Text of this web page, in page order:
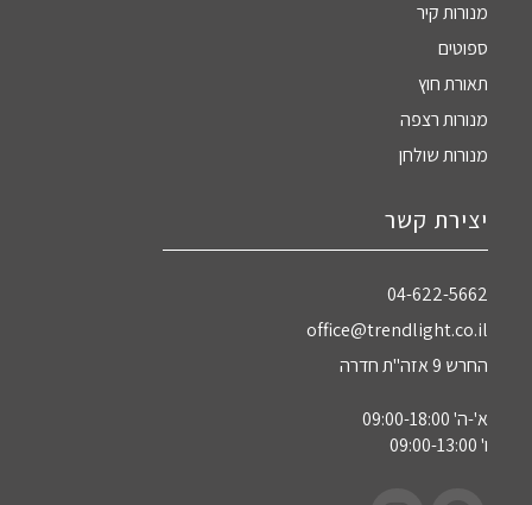
מנורות קיר
ספוטים
תאורת חוץ
מנורות רצפה
מנורות שולחן
יצירת קשר
04-622-5662‏
office@trendlight.co.il
החרש 9 אזה"ת חדרה
א'-ה' 09:00-18:00
ו' 09:00-13:00